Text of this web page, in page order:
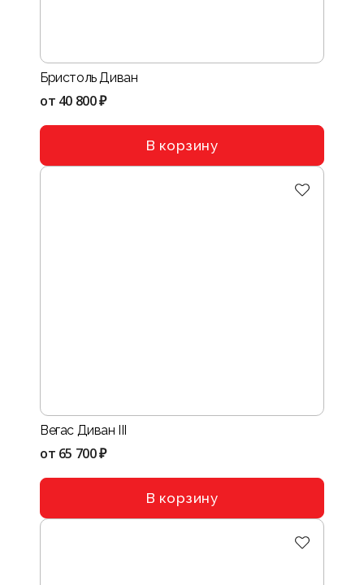
Бристоль Диван
от 40 800 ₽
В корзину
Вегас Диван III
от 65 700 ₽
В корзину